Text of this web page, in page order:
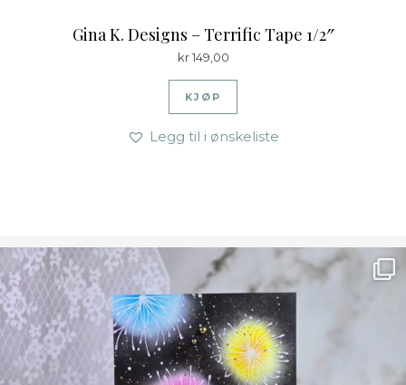
Gina K. Designs – Terrific Tape 1/2″
kr149,00
KJØP
Legg til i ønskeliste
Ønsk